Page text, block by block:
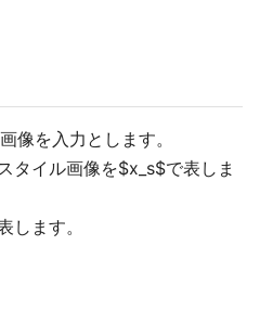
像を入力とします。
タイル画像を$x_s$で表しま
します。